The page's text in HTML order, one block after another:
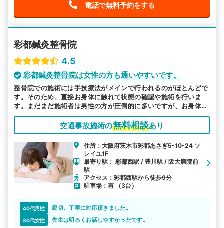
電話で無料予約をする
彩都鍼灸整骨院
4.5
彩都鍼灸整骨院は女性の方も通いやすいです。
整骨院での施術には手技療法がメインで行われるのがほとんどで
す。そのため、直接お身体に触れて状態の確認や施術を行いま
す。まだまだ施術者は男性の方が圧倒的に多いですが、お身体に
不調を抱いている方は、男女ともに大勢いらっしゃいます。特に
女性の方は男性スタッフの施術に不安を抱いている方、女性特有
の相談がしにくいと言う方も多いと思います。 当院では、女性
施術者が在籍しておりますので、その不安は取り除いて純粋に施
術に専念いただける環境が整っております。他にもお子様をお連
れの方や妊娠中の方のお悩みにも対応しております。お気軽にご
相談にお越しください。
交通事故施術の無料相談あり
住所：大阪府茨木市彩都あさぎ5-10-24 ソ
レイユ1F
最寄り駅： 彩都西駅 / 豊川駅 / 阪大病院前
駅
アクセス：彩都西駅から徒歩9分
駐車場：有 （3台）
40代男性 親切、丁寧に対応頂きました。
30代女性 先生は明るくお話しやすかったです。